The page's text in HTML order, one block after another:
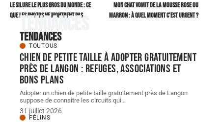
Le Silure le plus gros du monde : ce
que les photos ne montrent pas
Mon chat vomit de la mousse rose ou
marron : à quel moment c’est urgent ?
Tendances
Tendances
TOUTOUS
Chien de petite taille à adopter gratuitement
près de langon : refuges, associations et
bons plans
Adopter un chien de petite taille gratuitement près de Langon
suppose de connaître les circuits qui…
31 juillet 2026
FÉLINS